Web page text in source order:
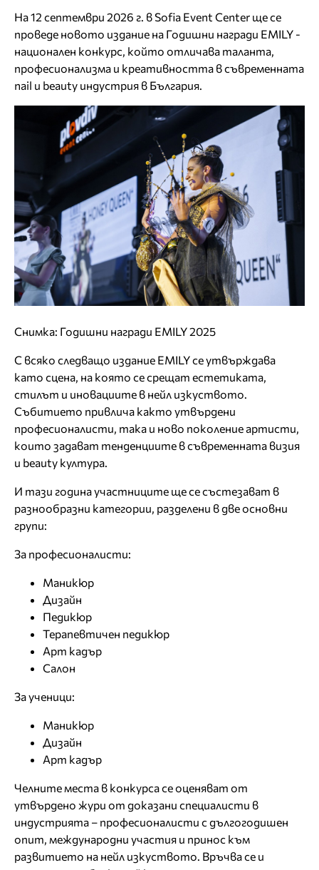
На 12 септември 2026 г. в Sofia Event Center ще се
проведе новото издание на Годишни награди EMILY -
национален конкурс, който отличава таланта,
професионализма и креативността в съвременната
nail и beauty индустрия в България.
Снимка: Годишни награди EMILY 2025
С всяко следващо издание EMILY се утвърждава
като сцена, на която се срещат естетиката,
стилът и иновациите в нейл изкуството.
Събитието привлича както утвърдени
професионалисти, така и ново поколение артисти,
които задават тенденциите в съвременната визия
и beauty култура.
И тази година участниците ще се състезават в
разнообразни категории, разделени в две основни
групи:
За професионалисти:
Маникюр
Дизайн
Педикюр
Терапевтичен педикюр
Арт кадър
Салон
За ученици:
Маникюр
Дизайн
Арт кадър
Челните места в конкурса се оценяват от
утвърдено жури от доказани специалисти в
индустрията – професионалисти с дългогодишен
опит, международни участия и принос към
развитието на нейл изкуството. Връчва се и